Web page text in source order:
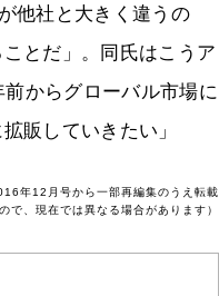
他社と大きく違うの
とだ」。同氏はこうア
からグローバル市場に
販していきたい」
年12月号から一部再編集のうえ転載
で、現在では異なる場合があります）